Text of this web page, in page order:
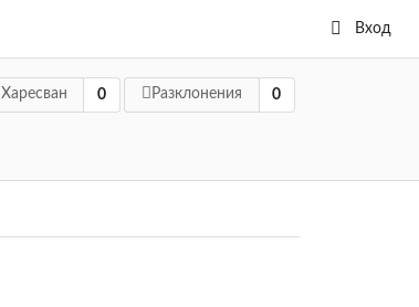
Вход
Харесван 0 Разклонения 0